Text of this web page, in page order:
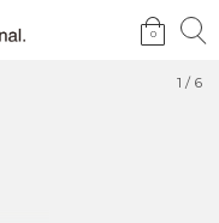
검
0
검
1 / 6